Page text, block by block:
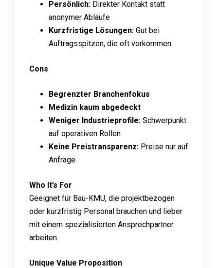
Persönlich: Direkter Kontakt statt
anonymer Abläufe
Kurzfristige Lösungen: Gut bei
Auftragsspitzen, die oft vorkommen
Cons
Begrenzter Branchenfokus
Medizin kaum abgedeckt
Weniger Industrieprofile: Schwerpunkt
auf operativen Rollen
Keine Preistransparenz: Preise nur auf
Anfrage
Who It’s For
Geeignet für Bau-KMU, die projektbezogen
oder kurzfristig Personal brauchen und lieber
mit einem spezialisierten Ansprechpartner
arbeiten.
Unique Value Proposition